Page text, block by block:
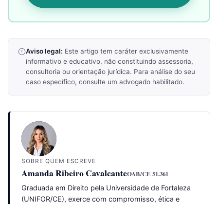
Aviso legal: Este artigo tem caráter exclusivamente
informativo e educativo, não constituindo assessoria,
consultoria ou orientação jurídica. Para análise do seu
caso específico, consulte um advogado habilitado.
SOBRE QUEM ESCREVE
Amanda Ribeiro CavalcanteOAB/CE 51.361
Graduada em Direito pela Universidade de Fortaleza
(UNIFOR/CE), exerce com compromisso, ética e